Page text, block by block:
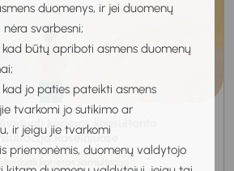
duomenys, ir jei duomenų
svarbesni;
kad būtų apriboti asmens duomenų
kad jo paties pateikti asmens
jie tvarkomi jo sutikimo ar
ir jeigu jie tvarkomi
priemonėmis, duomenų valdytojo
karjeros konsultanto
Raseiniuose
karjeros konsultacija